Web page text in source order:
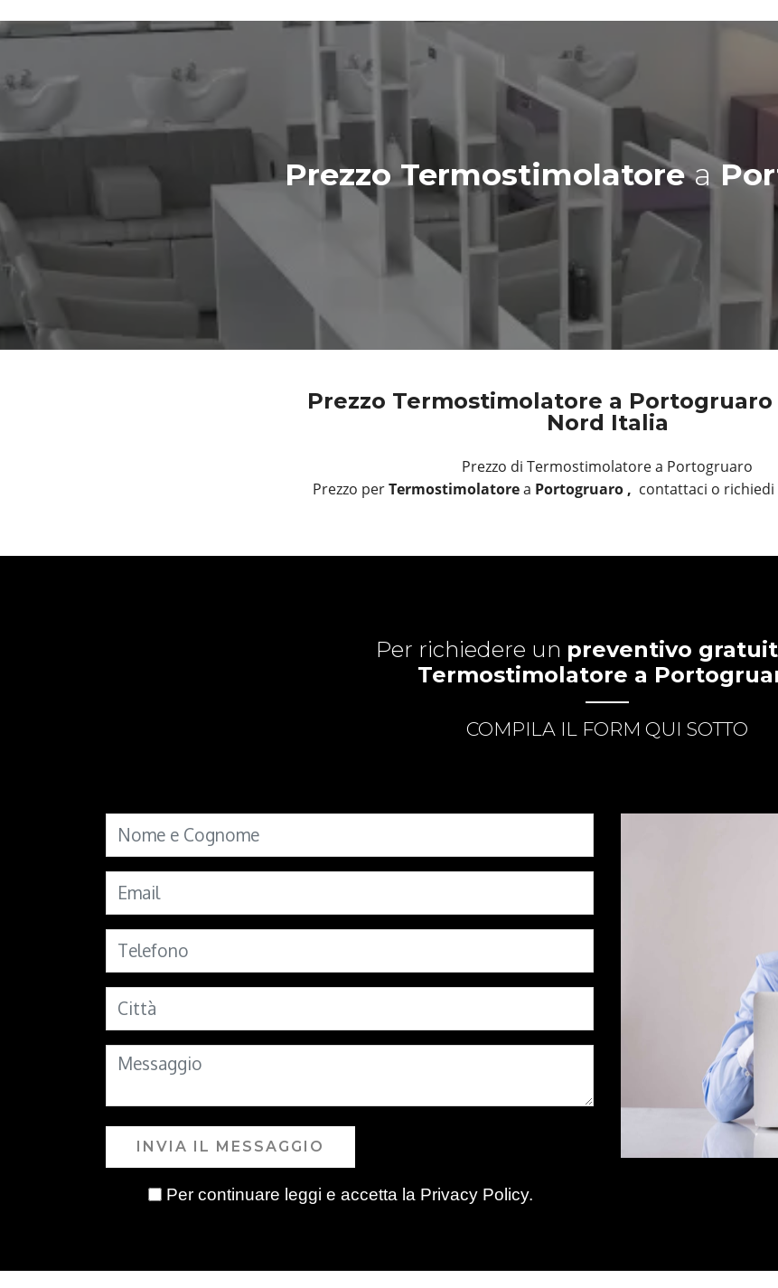
Prezzo Termostimolatorea
Prezzo Termostimolatore a
Nord Italia
Prezzo di Termostimolatore a Portogruaro
Prezzo perTermostimolatorea Portogruaro , contattaci o
Per richiedere un preventivo
Termostimolatore a
COMPILA IL FORM QUI SOTTO
INVIA IL MESSAGGIO
Per continuare leggi e accetta la Privacy Policy.